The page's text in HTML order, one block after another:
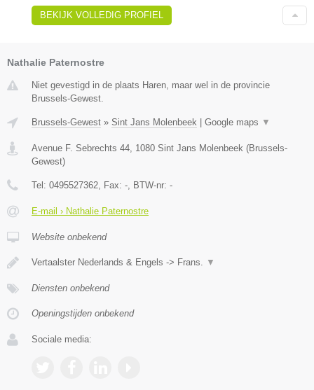
BEKIJK VOLLEDIG PROFIEL
Nathalie Paternostre
Niet gevestigd in de plaats Haren, maar wel in de provincie
Brussels-Gewest.
Brussels-Gewest » Sint Jans Molenbeek | Google maps ▼
Avenue F. Sebrechts 44 1080 Sint Jans Molenbeek (Brussels-
Gewest)
Tel: 0495527362 , Fax: - , BTW-nr: -
E-mail › Nathalie Paternostre
Website onbekend
Vertaalster Nederlands & Engels -> Frans. ▼
Diensten onbekend
Openingstijden onbekend
Sociale media: